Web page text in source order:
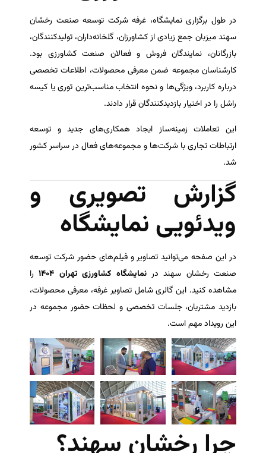
در طول برگزاری نمایشگاه، غرفه شرکت توسعه صنعت رخشان
سهند میزبان جمع زیادی از کشاورزان، گلخانه‌داران، تولیدکنندگان،
بازرگانان، نمایندگان فروش و فعالان صنعت کشاورزی بود.
کارشناسان مجموعه ضمن معرفی محصولات، اطلاعات تخصصی
درباره کاربرد، ویژگی‌ها و نحوه انتخاب مناسب‌ترین توری یا کیسه
راشل را در اختیار بازدیدکنندگان قرار دادند.
این تعاملات زمینه‌ساز ایجاد همکاری‌های جدید و توسعه
ارتباطات تجاری با شرکت‌ها و مجموعه‌های فعال در سراسر کشور
شد.
گزارش تصویری و
ویدئویی نمایشگاه
در این صفحه می‌توانید تصاویر و فیلم‌های حضور شرکت توسعه
صنعت رخشان سهند درنمایشگاه کشاورزی تهران ۱۴۰۴
را
مشاهده کنید. این گالری شامل تصاویر غرفه، معرفی محصولات،
بازدید مشتریان، جلسات تخصصی و لحظات حضور مجموعه در
این رویداد مهم است.
چرا رخشان سهند؟